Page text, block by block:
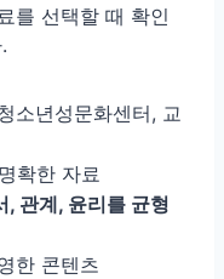
를 선택할 때 확인
소년성문화센터, 교
확한 자료
, 관계, 윤리를 균형
한 콘텐츠